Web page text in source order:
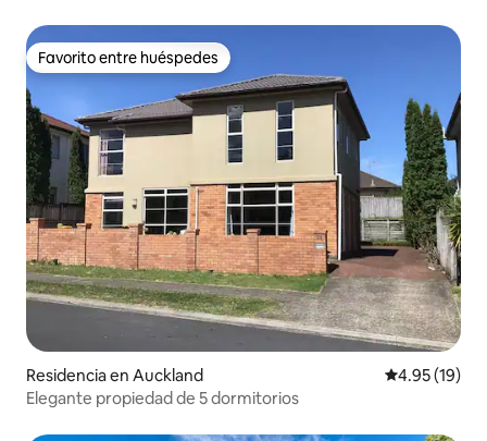
Favorito entre huéspedes
Favorito entre huéspedes
Residencia en Auckland Calificación
4.95 (19)
Elegante propiedad de 5 dormitorios